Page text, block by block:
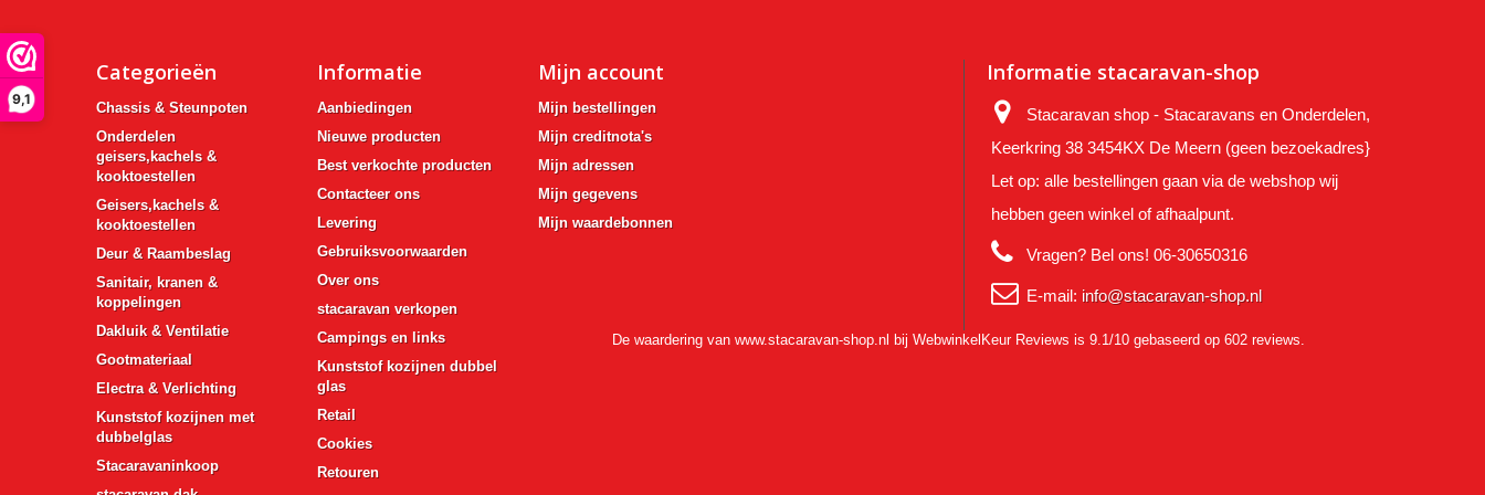
9,1
Categorieën
Chassis & Steunpoten
Onderdelen
geisers,kachels &
kooktoestellen
Geisers,kachels &
kooktoestellen
Deur & Raambeslag
Sanitair, kranen &
koppelingen
Dakluik & Ventilatie
Gootmateriaal
Electra & Verlichting
Kunststof kozijnen met
dubbelglas
Stacaravaninkoop
Informatie
Aanbiedingen
Nieuwe producten
Best verkochte producten
Contacteer ons
Levering
Gebruiksvoorwaarden
Over ons
stacaravan verkopen
Campings en links
Kunststof kozijnen dubbel
glas
Retail
Cookies
Retouren
Mijn account
Mijn bestellingen
Mijn creditnota's
Mijn adressen
Mijn gegevens
Mijn waardebonnen
Informatie stacaravan-shop
Stacaravan shop - Stacaravans en Onderdelen,
Keerkring 38 3454KX De Meern (geen bezoekadres}
Let op: alle bestellingen gaan via de webshop wij
hebben geen winkel of afhaalpunt.
Vragen? Bel ons! 06-30650316
E-mail: info@stacaravan-shop.nl
De waardering van www.stacaravan-shop.nl bij WebwinkelKeur Reviews is 9.1/10 gebaseerd op 602 reviews.